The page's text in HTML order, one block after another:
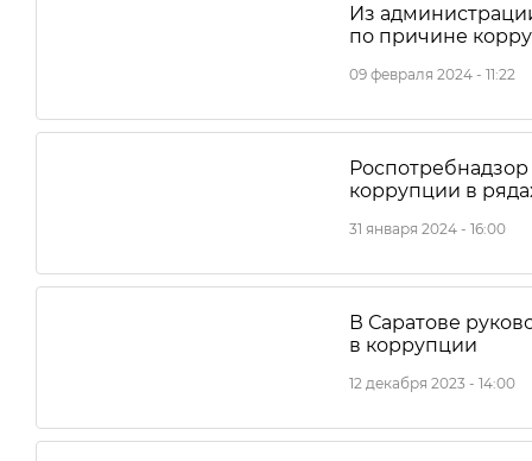
Из
по причине
09 февраля 2024 - 11:22
коррупции в
31 января 2024 - 16:00
В Саратове
в коррупции
12 декабря 2023 - 14:00